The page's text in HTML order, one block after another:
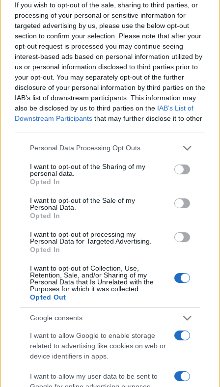
If you wish to opt-out of the sale, sharing to third parties, or
processing of your personal or sensitive information for
targeted advertising by us, please use the below opt-out
section to confirm your selection. Please note that after your
opt-out request is processed you may continue seeing
interest-based ads based on personal information utilized by
us or personal information disclosed to third parties prior to
your opt-out. You may separately opt-out of the further
disclosure of your personal information by third parties on the
IAB’s list of downstream participants. This information may
also be disclosed by us to third parties on the IAB’s List of
Downstream Participants that may further disclose it to other
Please note that this website/app uses one or more Google
not limited to your visit or usage behaviour. You may click to
grant or deny consent to Google and its third-party tags to
use your data for below specified purposes in below Google
consent section.
Personal Data Processing Opt Outs
I want to opt-out of the Sharing of my
personal data.
Opted In
I want to opt-out of the Sale of my
Personal Data.
Opted In
I want to opt-out of processing my
Personal Data for Targeted Advertising.
Opted In
I want to opt-out of Collection, Use,
Retention, Sale, and/or Sharing of my
Personal Data that Is Unrelated with the
Purposes for which it was collected.
Opted Out
Google consents
I want to allow Google to enable storage
related to advertising like cookies on web or
device identifiers in apps.
I want to allow my user data to be sent to
50 /50
2000 /2000
Υποβολή σχολίου
Όροι Χρήσης. Το site προστατεύεται από reCAPTCHA, ισχύουν
Πολιτική Απορρήτου & Όροι Χρήσης της Google.
Αθλητικά
ΑΕΚ
ΣΚΟΠΙΑ ΧΑΝΤΜΠΟΛ
Share:
Ακολουθήστε το Νewsit.gr στο
ενημερωθείτε πρώτοι για όλη την ειδησεογραφία και τα
τελευταία νέατης ημέρας
Πιο δημοφιλή
Σέρρες: Βίντεο ντοκουμέντο από το
τροχαίο με νεκρούς μητέρα και γιο – Ο
οδηγός του φορτηγού κατέγραψε τη
σύγκρουση
Στα Χανιά για ολιγοήμερες διακοπές ο
Κυριάκος Μητσοτάκης με την σύζυγό του
Μαρέβα
απολογηθεί την Τρίτη – «Είναι αθώα,
συμμετείχε στη διαδήλωση όπως και